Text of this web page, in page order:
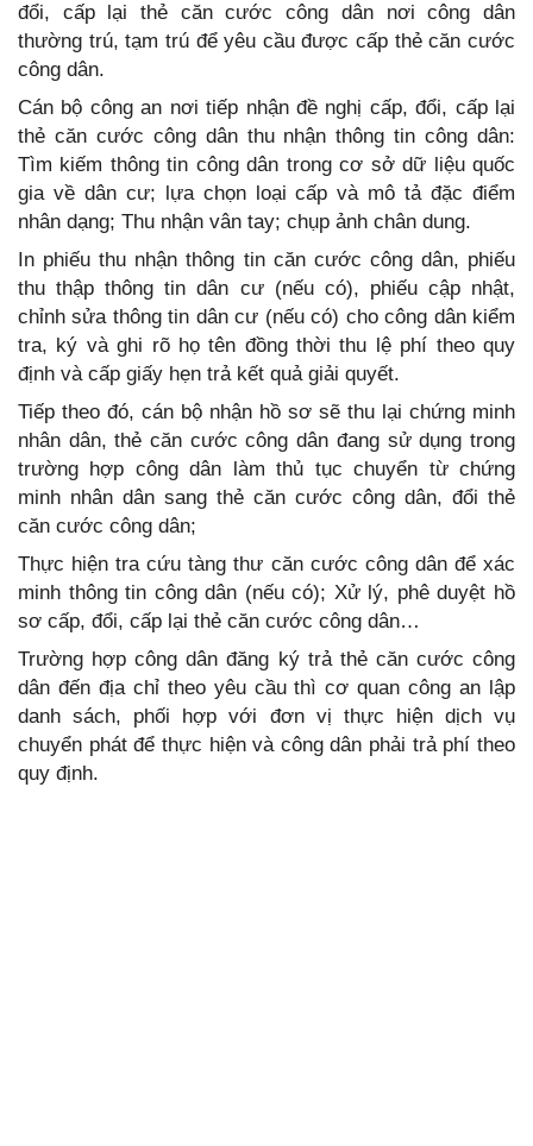
đổi, cấp lại thẻ căn cước công dân nơi công dân
thường trú, tạm trú để yêu cầu được cấp thẻ căn cước
công dân.
Cán bộ công an nơi tiếp nhận đề nghị cấp, đổi, cấp lại
thẻ căn cước công dân thu nhận thông tin công dân:
Tìm kiếm thông tin công dân trong cơ sở dữ liệu quốc
gia về dân cư; lựa chọn loại cấp và mô tả đặc điểm
nhân dạng; Thu nhận vân tay; chụp ảnh chân dung.
In phiếu thu nhận thông tin căn cước công dân, phiếu
thu thập thông tin dân cư (nếu có), phiếu cập nhật,
chỉnh sửa thông tin dân cư (nếu có) cho công dân kiểm
tra, ký và ghi rõ họ tên đồng thời thu lệ phí theo quy
định và cấp giấy hẹn trả kết quả giải quyết.
Tiếp theo đó, cán bộ nhận hồ sơ sẽ thu lại chứng minh
nhân dân, thẻ căn cước công dân đang sử dụng trong
trường hợp công dân làm thủ tục chuyển từ chứng
minh nhân dân sang thẻ căn cước công dân, đổi thẻ
căn cước công dân;
Thực hiện tra cứu tàng thư căn cước công dân để xác
minh thông tin công dân (nếu có); Xử lý, phê duyệt hồ
sơ cấp, đổi, cấp lại thẻ căn cước công dân…
Trường hợp công dân đăng ký trả thẻ căn cước công
dân đến địa chỉ theo yêu cầu thì cơ quan công an lập
danh sách, phối hợp với đơn vị thực hiện dịch vụ
chuyển phát để thực hiện và công dân phải trả phí theo
quy định.